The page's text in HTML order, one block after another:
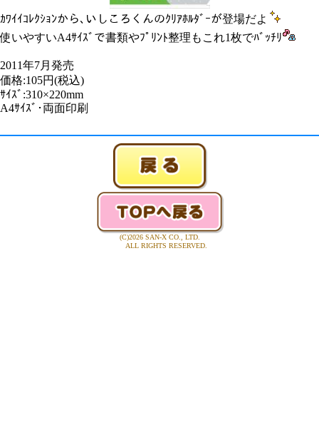
ｶﾜｲｲｺﾚｸｼｮﾝから､いしころくんのｸﾘｱﾎﾙﾀﾞｰが登場だよ
使いやすいA4ｻｲｽﾞで書類やﾌﾟﾘﾝﾄ整理もこれ1枚でﾊﾞｯﾁﾘ
2011年7月発売
価格:105円(税込)
ｻｲｽﾞ:310×220mm
A4ｻｲｽﾞ･両面印刷
(C)2026 SAN-X CO., LTD.
ALL RIGHTS RESERVED.